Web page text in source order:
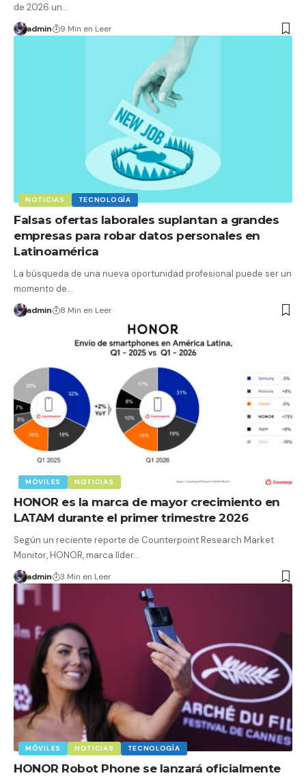
de 2026 un…
admin 9 Min en Leer
NOTICIAS TECNOLOGÍA
Falsas ofertas laborales suplantan a grandes
empresas para robar datos personales en
Latinoamérica
La búsqueda de una nueva oportunidad profesional puede ser un
momento de…
admin 8 Min en Leer
MÓVILES NOTICIAS
HONOR es la marca de mayor crecimiento en
LATAM durante el primer trimestre 2026
Según un reciente reporte de Counterpoint Research Market
Monitor, HONOR, marca líder…
admin 3 Min en Leer
MÓVILES NOTICIAS TECNOLOGÍA
HONOR Robot Phone se lanzará oficialmente